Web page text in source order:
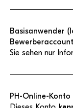
Basisanwender
Sie sehen nur
PH-Online-Konto